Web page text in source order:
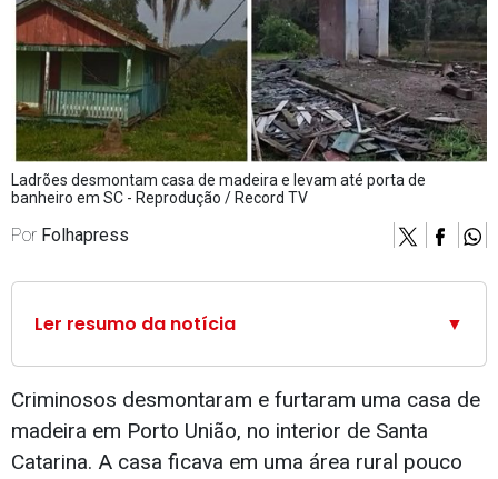
Ladrões desmontam casa de madeira e levam até porta de
banheiro em SC - Reprodução / Record TV
Por Folhapress
Ler resumo da notícia ▼
Criminosos desmontaram e furtaram uma casa de
madeira em Porto União, no interior de Santa
Catarina. A casa ficava em uma área rural pouco